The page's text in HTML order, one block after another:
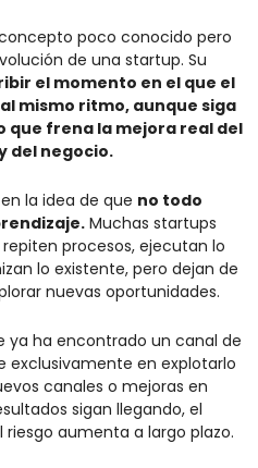
poco conocido pero
de una startup. Su
el momento en el que el
mismo ritmo, aunque siga
que frena la mejora real del
del negocio.
la idea de que no todo
Muchas startups
procesos, ejecutan lo
lo existente, pero dejan de
nuevas oportunidades.
ya ha encontrado un canal de
exclusivamente en explotarlo
canales o mejoras en
sigan llegando, el
aumenta a largo plazo.